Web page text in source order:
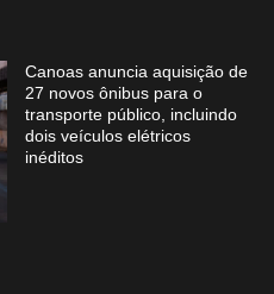
Canoas anuncia aquisição de
27 novos ônibus para o
transporte público, incluindo
dois veículos elétricos
inéditos